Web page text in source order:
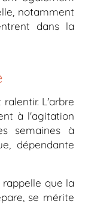
notamment
dans la
L'arbre
à l'agitation
semaines à
dépendante
que la
se mérite